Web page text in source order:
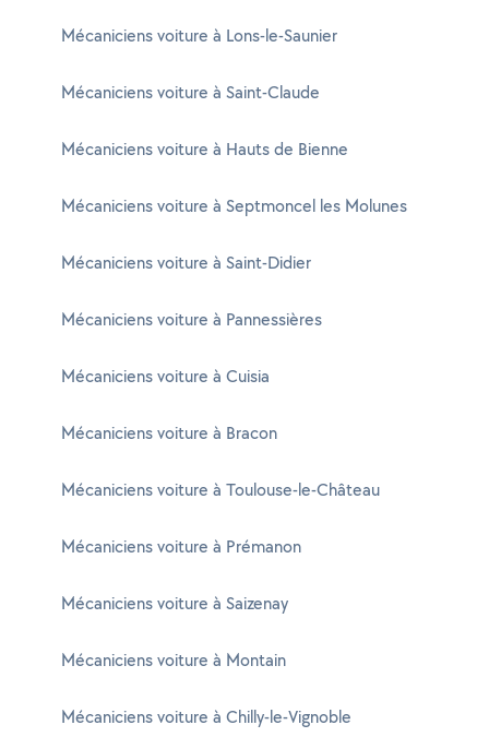
Mécaniciens voiture à Lons-le-Saunier
Mécaniciens voiture à Saint-Claude
Mécaniciens voiture à Hauts de Bienne
Mécaniciens voiture à Septmoncel les Molunes
Mécaniciens voiture à Saint-Didier
Mécaniciens voiture à Pannessières
Mécaniciens voiture à Cuisia
Mécaniciens voiture à Bracon
Mécaniciens voiture à Toulouse-le-Château
Mécaniciens voiture à Prémanon
Mécaniciens voiture à Saizenay
Mécaniciens voiture à Montain
Mécaniciens voiture à Chilly-le-Vignoble